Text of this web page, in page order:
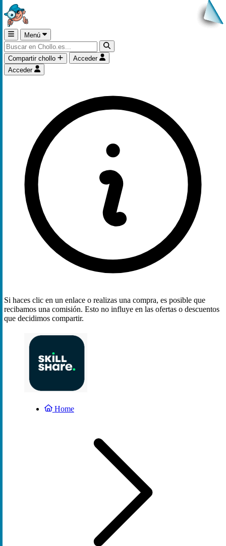
Menú
Compartir chollo
Acceder
Acceder
Si haces clic en un enlace o realizas una compra, es posible que
recibamos una comisión. Esto no influye en las ofertas o descuentos
que decidimos compartir.
Home